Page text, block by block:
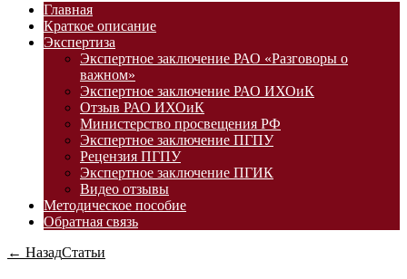
Главная
Краткое описание
Экспертиза
Экспертное заключение РАО «Разговоры о
важном»
Экспертное заключение РАО ИХОиК
Отзыв РАО ИХОиК
Министерство просвещения РФ
Экспертное заключение ПГПУ
Рецензия ПГПУ
Экспертное заключение ПГИК
Видео отзывы
Методическое пособие
Обратная связь
← НазадСтатьи